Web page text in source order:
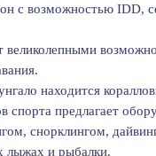
с возможностью IDD,
великолепными
находится
спорта предлагает
снорклингом,
лыжах и рыбалки.